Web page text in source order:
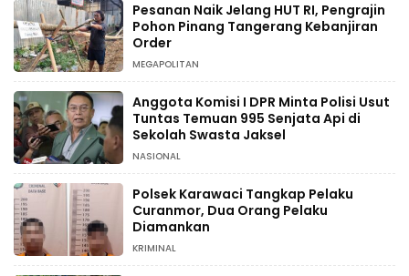
Pesanan Naik Jelang HUT RI, Pengrajin
Pohon Pinang Tangerang Kebanjiran
Order
MEGAPOLITAN
Anggota Komisi I DPR Minta Polisi Usut
Tuntas Temuan 995 Senjata Api di
Sekolah Swasta Jaksel
NASIONAL
Polsek Karawaci Tangkap Pelaku
Curanmor, Dua Orang Pelaku
Diamankan
KRIMINAL